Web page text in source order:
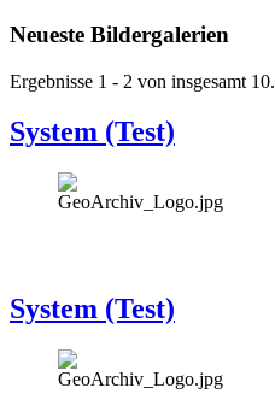
Neueste Bildergalerien
Ergebnisse 1 - 2 von insgesamt 10.
System (Test)
System (Test)